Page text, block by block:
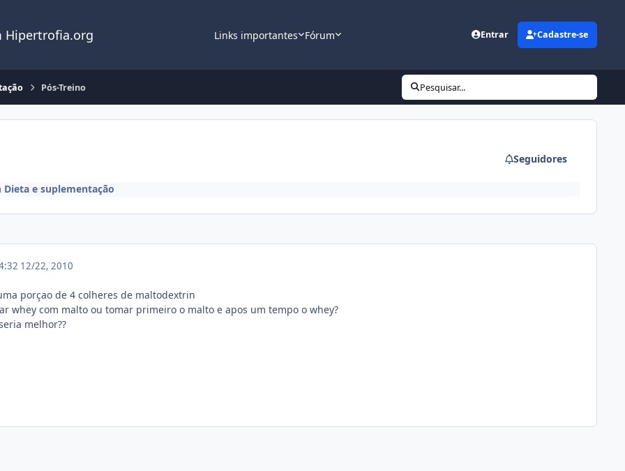
Hipertrofia.org Links importantes Fórum Entrar Cadastre-se
Pós-Treino Pesquisar...
Seguidores
Dieta e suplementação
12/22, 2010
porçao de 4 colheres de maltodextrin
whey com malto ou tomar primeiro o malto e apos um tempo o whey?
melhor??